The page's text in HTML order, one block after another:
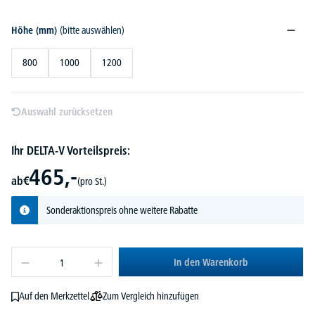
Höhe (mm) (bitte auswählen)
800 1000 1200
Auswahl zurücksetzen
Ihr DELTA-V Vorteilspreis:
ab€465,-(pro St.)
Sonderaktionspreis ohne weitere Rabatte
In den Warenkorb
Auf den Merkzettel Zum Vergleich hinzufügen